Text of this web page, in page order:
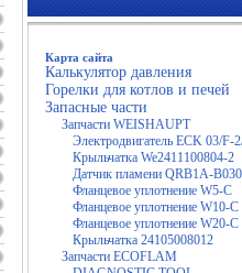
Карта сайта
Калькулятор давления
Горелки для котлов и печей
Запасные части
Запчасти WEISHAUPT
Электродвигатель ECK 03/F-
Крыльчатка We2411100804-2
Датчик пламени QRB1A-
Фланцевое уплотнение W5-C
Фланцевое уплотнение W10-C
Фланцевое уплотнение W20-C
Крыльчатка 24105008012
Запчасти ECOFLAM